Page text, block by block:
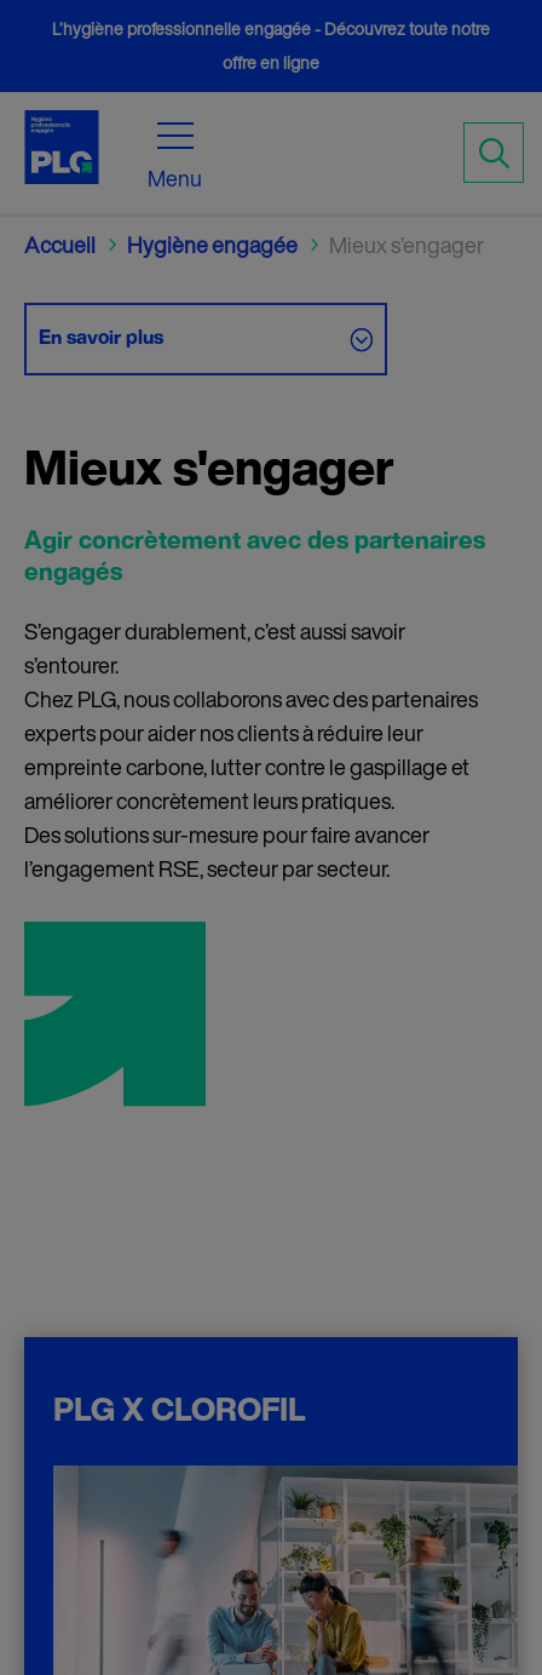
L’hygiène professionnelle engagée - Découvrez toute notre
offre en ligne
Menu
Accueil 5 Hygiène engagée 5 Mieux s’engager
En savoir plus
Mieux s'engager
Agir concrètement avec des partenaires
engagés
S’engager durablement, c’est aussi savoir
s’entourer.
Chez PLG, nous collaborons avec des partenaires
experts pour aider nos clients à réduire leur
empreinte carbone, lutter contre le gaspillage et
améliorer concrètement leurs pratiques.
Des solutions sur-mesure pour faire avancer
l’engagement RSE, secteur par secteur.
PLG X CLOROFIL